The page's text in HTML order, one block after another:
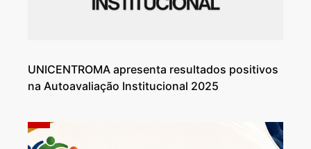
UNICENTROMA apresenta resultados positivos
na Autoavaliação Institucional 2025